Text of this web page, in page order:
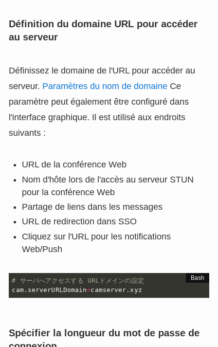
Définition du domaine URL pour accéder
au serveur
Définissez le domaine de l'URL pour accéder au
serveur. Paramètres du nom de domaineCe
paramètre peut également être configuré dans
l'interface graphique. Il est utilisé aux endroits
suivants :
URL de la conférence Web
Nom d'hôte lors de l'accès au serveur STUN
pour la conférence Web
Partage de liens dans les messages
URL de redirection dans SSO
Cliquez sur l'URL pour les notifications
Web/Push
# サーバへアクセスする URLドメインの設定
cam.serverURLDomain=camserver.xyz
Spécifier la longueur du mot de passe de